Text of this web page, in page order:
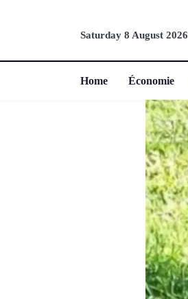
Saturday 8 August 2026
Home Économie